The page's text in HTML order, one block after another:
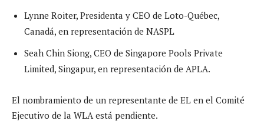
Lynne Roiter, Presidenta y CEO de Loto-Québec,
Canadá, en representación de NASPL
Seah Chin Siong, CEO de Singapore Pools Private
Limited, Singapur, en representación de APLA.
El nombramiento de un representante de EL en el Comité
Ejecutivo de la WLA está pendiente.